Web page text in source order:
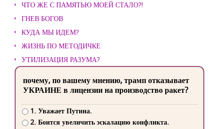
ЧТО ЖЕ С ПАМЯТЬЮ МОЕЙ СТАЛО?!
ГНЕВ БОГОВ
КУДА МЫ ИДЕМ?
ЖИЗНЬ ПО МЕТОДИЧКЕ
УТИЛИЗАЦИЯ РАЗУМА?
почему, по вашему мнению, трамп отказывает
УКРАИНЕ в лицензии на производство ракет?
1. Уважает Путина.
2. Боится увеличить эскалацию конфликта.